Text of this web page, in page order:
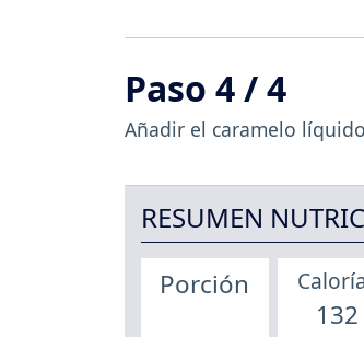
Paso 4 / 4
Añadir el caramelo
RESUMEN
Porción
132